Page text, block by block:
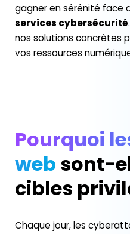
gagner en sérénité face
services cybersécurité
nos solutions concrètes
vos ressources
Pourquoi
web sont-
cibles
Chaque jour, les